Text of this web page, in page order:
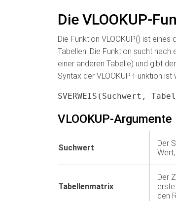
Die VLOOKUP-
Die Funktion VLOOKUP() ist
Tabellen. Die Funktion sucht
einer anderen Tabelle) und gibt
Syntax der VLOOKUP-Funktion
SVERWEIS(Suchwert,
VLOOKUP-Argumente
Suchwert
Der
Tabellenmatrix
Der
den